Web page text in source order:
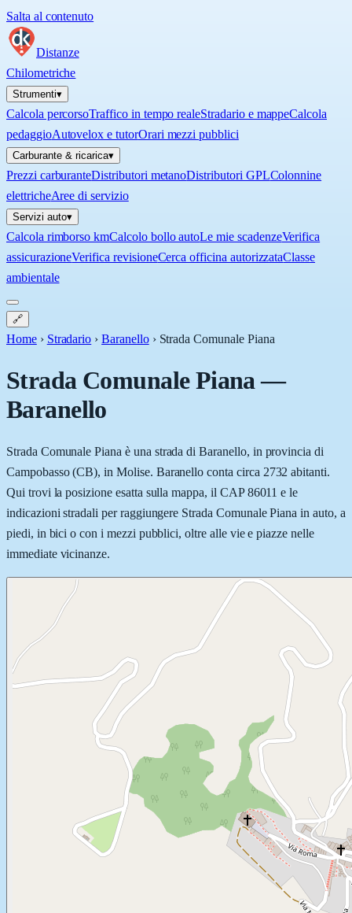
Salta al contenuto
Distanze
Chilometriche
Strumenti▾
Calcola percorsoTraffico in tempo realeStradario e mappeCalcola
pedaggioAutovelox e tutorOrari mezzi pubblici
Carburante & ricarica▾
Prezzi carburanteDistributori metanoDistributori GPLColonnine
elettricheAree di servizio
Servizi auto▾
Calcola rimborso kmCalcolo bollo autoLe mie scadenzeVerifica
assicurazioneVerifica revisioneCerca officina autorizzataClasse
ambientale
🔗
Home › Stradario › Baranello › Strada Comunale Piana
Strada Comunale Piana—
Baranello
Strada Comunale Piana è una strada di Baranello, in provincia di
Campobasso (CB), in Molise. Baranello conta circa 2732 abitanti.
Qui trovi la posizione esatta sulla mappa, il CAP 86011 e le
indicazioni stradali per raggiungere Strada Comunale Piana in auto, a
piedi, in bici o con i mezzi pubblici, oltre alle vie e piazze nelle
immediate vicinanze.